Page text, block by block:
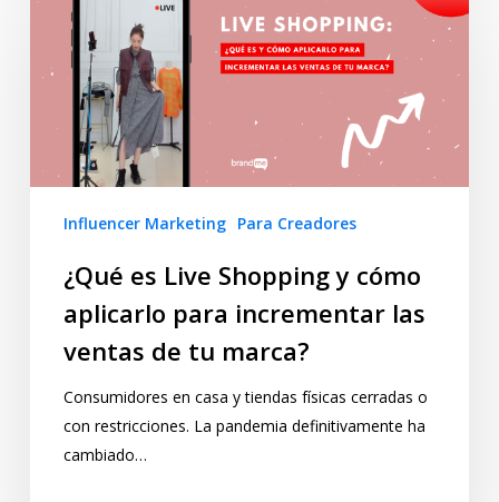
Influencer Marketing Para Creadores
¿Qué es Live Shopping y cómo
aplicarlo para incrementar las
ventas de tu marca?
Consumidores en casa y tiendas físicas cerradas o
con restricciones. La pandemia definitivamente ha
cambiado…